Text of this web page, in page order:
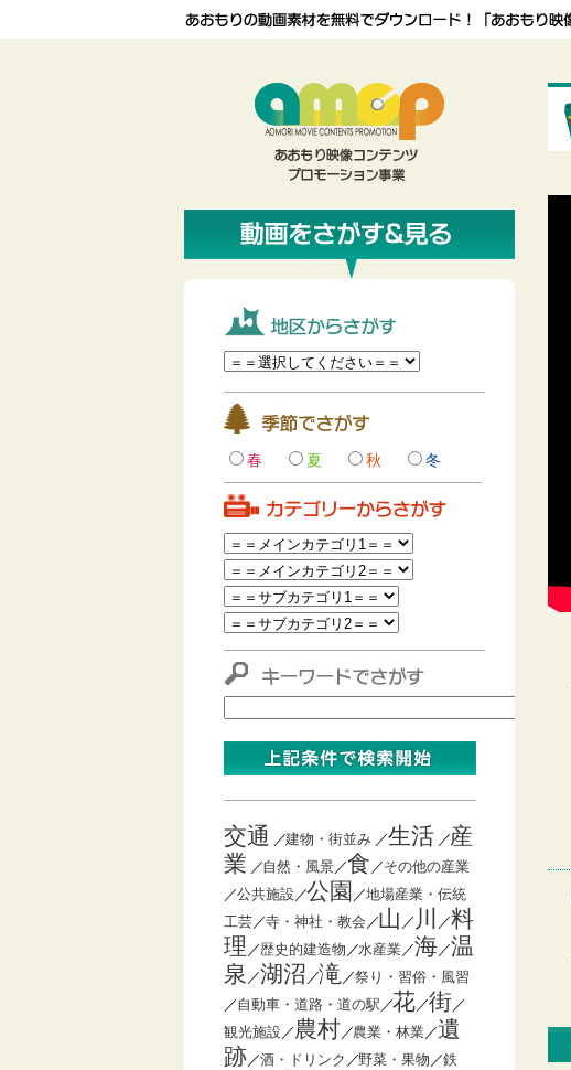
春 夏 秋 冬
交通 ／建物・街並み ／生活／産
業 ／自然・風景／食 ／その他の産業
／公共施設／公園 ／地場産業・伝統
工芸／寺・神社・教会 ／山 ／ 川 ／料
理 ／歴史的建造物 ／水産業／海／温
泉 ／湖沼 ／滝 ／祭り・習俗・風習
／自動車・道路・道の駅 ／花／街／
観光施設／ 農村／農業・林業／遺
跡／酒・ドリンク ／野菜・果物 ／鉄